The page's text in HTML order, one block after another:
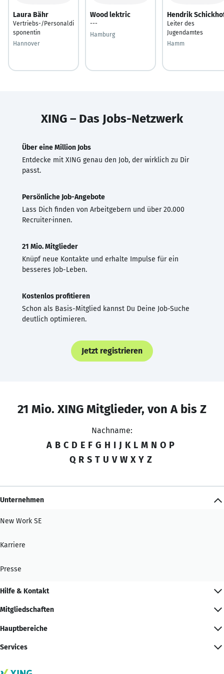
Laura Bähr
Vertriebs-/Personaldi
sponentin
Hannover
Wood lektric
---
Hamburg
Hendrik
Leiter des
Jugendamtes
Hamm
XING – Das Jobs-Netzwerk
Über eine Million Jobs
Entdecke mit XING genau den Job, der wirklich zu Dir
passt.
Persönliche Job-Angebote
Lass Dich finden von Arbeitgebern und über 20.000
Recruiter·innen.
21 Mio. Mitglieder
Knüpf neue Kontakte und erhalte Impulse für ein
besseres Job-Leben.
Kostenlos profitieren
Schon als Basis-Mitglied kannst Du Deine Job-Suche
deutlich optimieren.
Jetzt registrieren
21 Mio. XING Mitglieder, von A bis Z
Nachname:
A B C D E F G H I J K L M N O P
Q R S T U V W X Y Z
Unternehmen
New Work SE
Karriere
Presse
Hilfe & Kontakt
Mitgliedschaften
Hauptbereiche
Services